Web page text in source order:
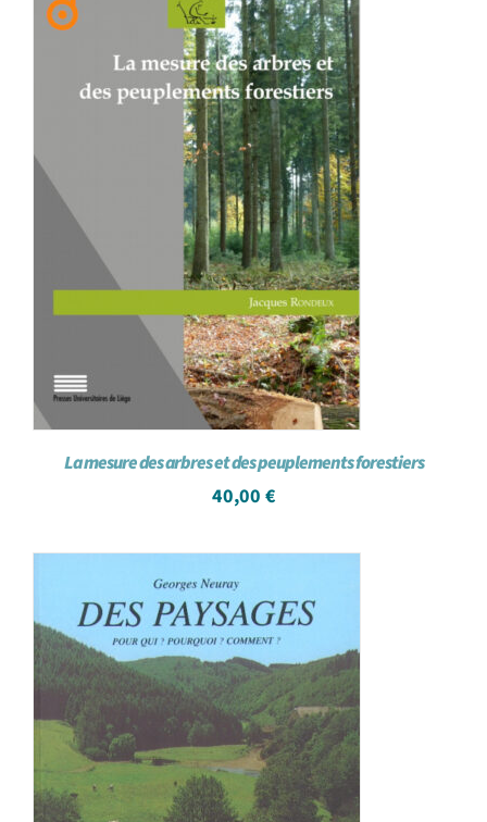
Achat en ligne
Panier WooCommerce
La mesure des arbres et des peuplements forestiers
40,00 €